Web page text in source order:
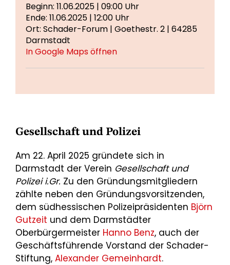
Beginn: 11.06.2025 | 09:00 Uhr
Ende: 11.06.2025 | 12:00 Uhr
Ort: Schader-Forum | Goethestr. 2 | 64285
Darmstadt
In Google Maps öffnen
Gesellschaft und Polizei
Am 22. April 2025 gründete sich in
Darmstadt der Verein Gesellschaft und
Polizei i.Gr. Zu den Gründungsmitgliedern
zählte neben den Gründungsvorsitzenden,
dem südhessischen Polizeipräsidenten Björn
Gutzeit und dem Darmstädter
Oberbürgermeister Hanno Benz, auch der
Geschäftsführende Vorstand der Schader-
Stiftung, Alexander Gemeinhardt.